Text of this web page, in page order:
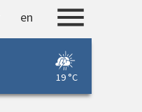
en
19 °C